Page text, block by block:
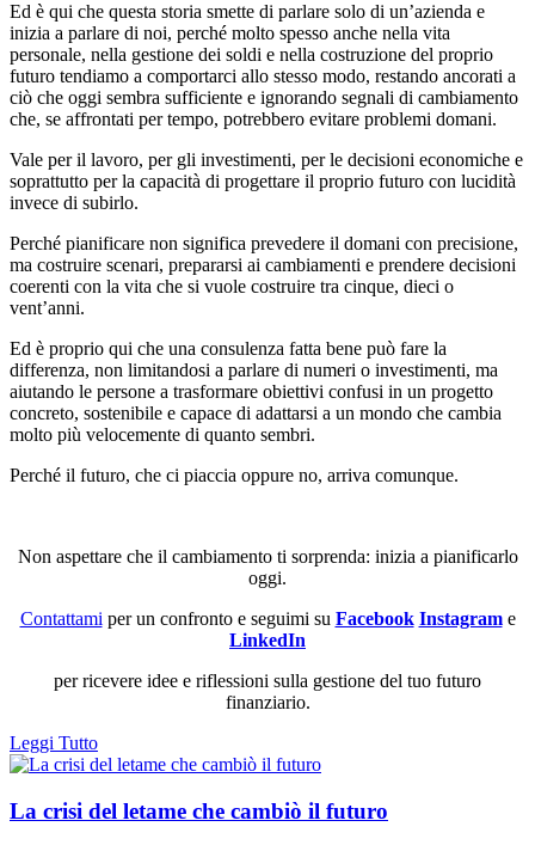
Ed è qui che questa storia smette di parlare solo di un’azienda e
inizia a parlare di noi, perché molto spesso anche nella vita
personale, nella gestione dei soldi e nella costruzione del proprio
futuro tendiamo a comportarci allo stesso modo, restando ancorati a
ciò che oggi sembra sufficiente e ignorando segnali di cambiamento
che, se affrontati per tempo, potrebbero evitare problemi domani.
Vale per il lavoro, per gli investimenti, per le decisioni economiche e
soprattutto per la capacità di progettare il proprio futuro con lucidità
invece di subirlo.
Perché pianificare non significa prevedere il domani con precisione,
ma costruire scenari, prepararsi ai cambiamenti e prendere decisioni
coerenti con la vita che si vuole costruire tra cinque, dieci o
vent’anni.
Ed è proprio qui che una consulenza fatta bene può fare la
differenza, non limitandosi a parlare di numeri o investimenti, ma
aiutando le persone a trasformare obiettivi confusi in un progetto
concreto, sostenibile e capace di adattarsi a un mondo che cambia
molto più velocemente di quanto sembri.
Perché il futuro, che ci piaccia oppure no, arriva comunque.
Non aspettare che il cambiamento ti sorprenda: inizia a pianificarlo
oggi.
Contattamiper un confronto e seguimi su Facebook Instagrame
LinkedIn
per ricevere idee e riflessioni sulla gestione del tuo futuro
finanziario.
Leggi Tutto
La crisi del letame che cambiò il futuro